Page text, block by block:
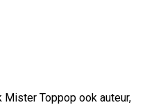
Toppop ook auteur,